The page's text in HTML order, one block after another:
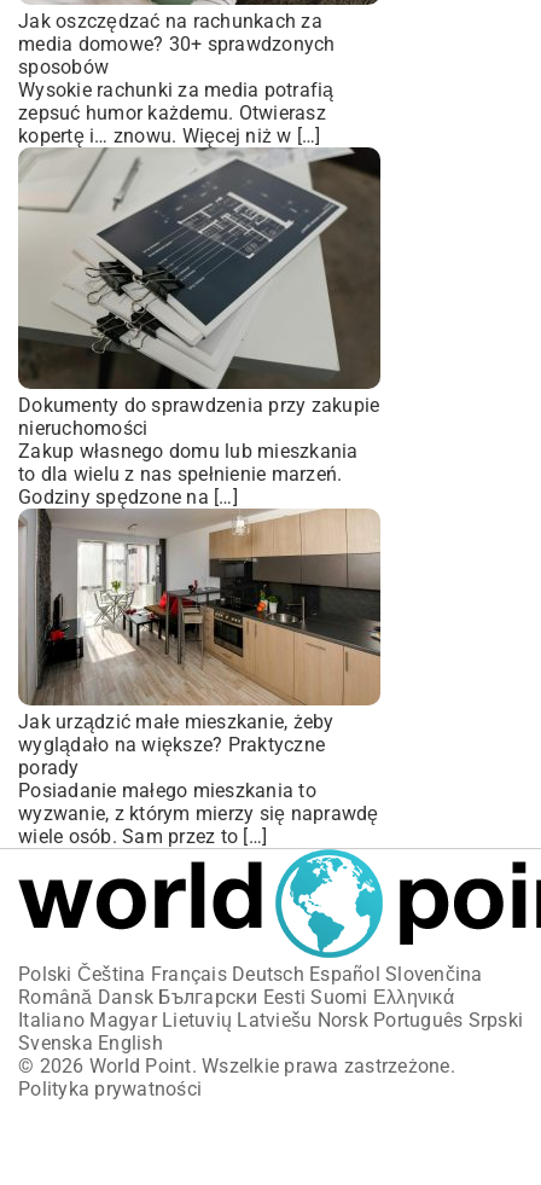
Jak oszczędzać na rachunkach za
media domowe? 30+ sprawdzonych
sposobów
Wysokie rachunki za media potrafią
zepsuć humor każdemu. Otwierasz
kopertę i… znowu. Więcej niż w […]
Dokumenty do sprawdzenia przy zakupie
nieruchomości
Zakup własnego domu lub mieszkania
to dla wielu z nas spełnienie marzeń.
Godziny spędzone na […]
Jak urządzić małe mieszkanie, żeby
wyglądało na większe? Praktyczne
porady
Posiadanie małego mieszkania to
wyzwanie, z którym mierzy się naprawdę
wiele osób. Sam przez to […]
Polski Čeština Français Deutsch Español Slovenčina
Română Dansk Български Eesti Suomi Ελληνικά
Italiano Magyar Lietuvių Latviešu Norsk Português Srpski
Svenska English
© 2026 World Point. Wszelkie prawa zastrzeżone.
Polityka prywatności